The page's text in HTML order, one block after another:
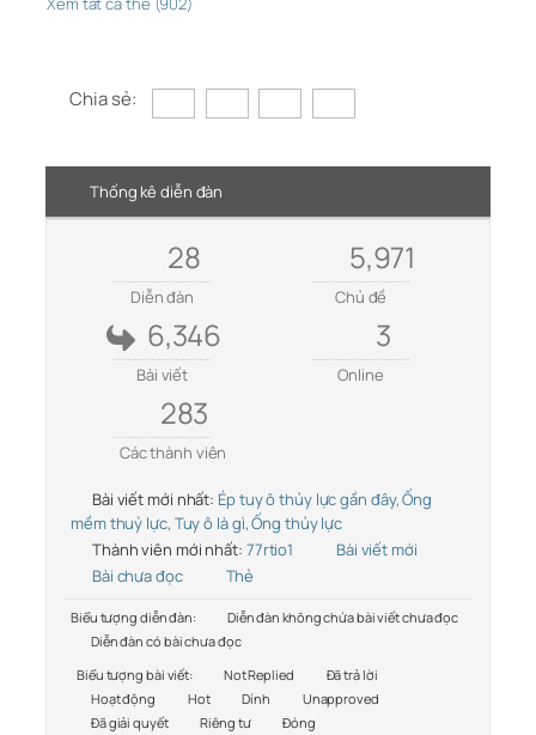
Chia sẻ:
Thống kê diễn đàn
28
Diễn đàn
5,971
Chủ đề
6,346
Bài viết
3
Online
283
Các thành viên
Bài viết mới nhất: Ép tuy ô thủy lực gần đây, Ống
mềm thuỷ lực, Tuy ô là gì, Ống thủy lực
Thành viên mới nhất: 77rtio1
Bài viết mới
Bài chưa đọc
Thẻ
Biểu tượng diễn đàn:
Diễn đàn không chứa bài viết chưa đọc
Diễn đàn có bài chưa đọc
Biểu tượng bài viết:
Not Replied
Đã trả lời
Hoạt động
Hot Dính
Unapproved
Đã giải quyết
Riêng tư Đóng